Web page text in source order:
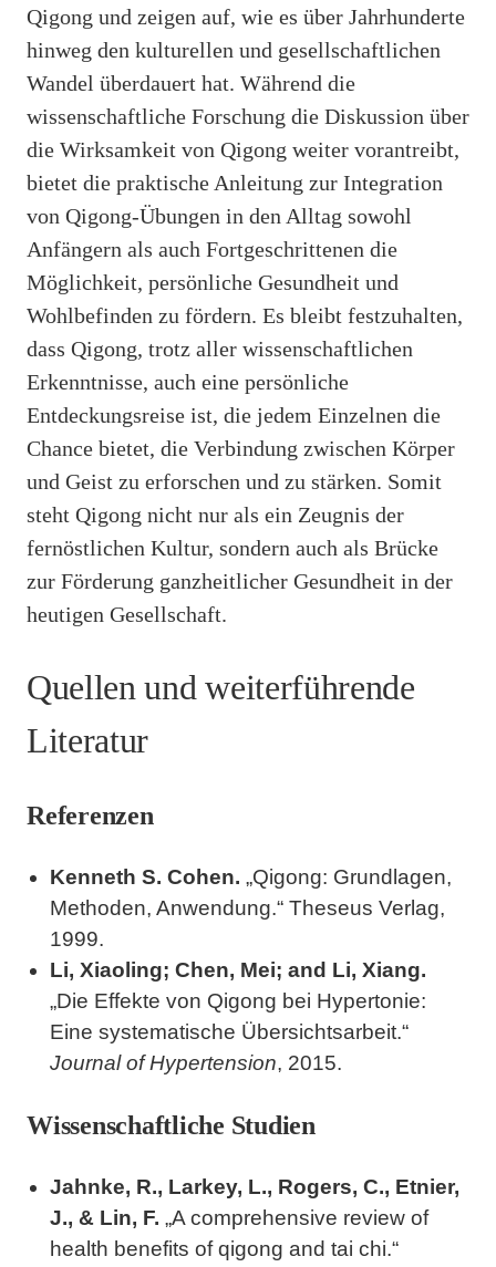
Qigong und zeigen auf, wie es über Jahrhunderte
hinweg den kulturellen und gesellschaftlichen
Wandel überdauert hat. Während die
wissenschaftliche Forschung die Diskussion über
die Wirksamkeit von Qigong weiter vorantreibt,
bietet die praktische Anleitung zur Integration
von Qigong-Übungen in den Alltag sowohl
Anfängern als auch Fortgeschrittenen die
Möglichkeit, persönliche Gesundheit und
Wohlbefinden zu fördern. Es bleibt festzuhalten,
dass Qigong, trotz aller wissenschaftlichen
Erkenntnisse, auch eine persönliche
Entdeckungsreise ist, die jedem Einzelnen die
Chance bietet, die Verbindung zwischen Körper
und Geist zu erforschen und zu stärken. Somit
steht Qigong nicht nur als ein Zeugnis der
fernöstlichen Kultur, sondern auch als Brücke
zur Förderung ganzheitlicher Gesundheit in der
heutigen Gesellschaft.
Quellen und weiterführende
Literatur
Referenzen
Kenneth S. Cohen. „Qigong: Grundlagen,
Methoden, Anwendung.“ Theseus Verlag,
1999.
Li, Xiaoling; Chen, Mei; and Li, Xiang.
„Die Effekte von Qigong bei Hypertonie:
Eine systematische Übersichtsarbeit.“
Journal of Hypertension, 2015.
Wissenschaftliche Studien
Jahnke, R., Larkey, L., Rogers, C., Etnier,
J., & Lin, F. „A comprehensive review of
health benefits of qigong and tai chi.“